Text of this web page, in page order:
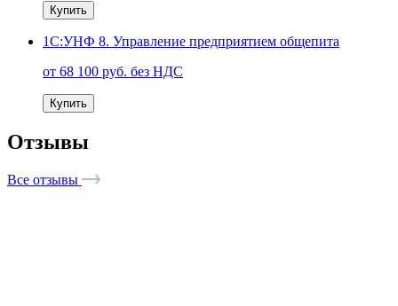
Купить
1С:УНФ 8. Управление предприятием общепита
от 68 100 руб. без НДС
Купить
Отзывы
Все отзывы